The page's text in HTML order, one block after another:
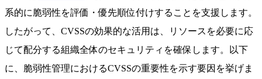
系的に脆弱性を評価・優先順位付けすることを支援します。
したがって、CVSSの効果的な活用は、リソースを必要に応
じて配分する組織全体のセキュリティを確保します。以下
に、脆弱性管理におけるCVSSの重要性を示す要因を挙げま